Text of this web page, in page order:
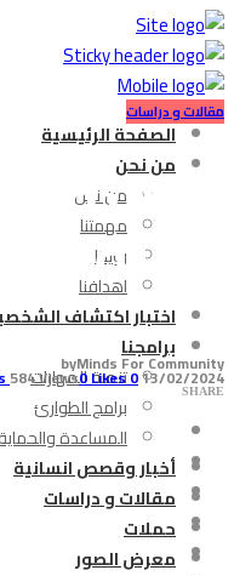
الصفحة الرئيسية
من نحن
من نحن
مهمتنا
رؤيتنا
أهدافنا
اختبار اكتشاف
برامجنا
تنمية المهارات
برامج الطوارئ
المساعدة
أخبار وقصص انسانية
مقالات و دراسات
حملات
معرض الصور
مقالات و دراسات
دراسة:
والنفسية
byMinds For Community
13/02/2024
0
Comments
584 Views0Likes SHARE